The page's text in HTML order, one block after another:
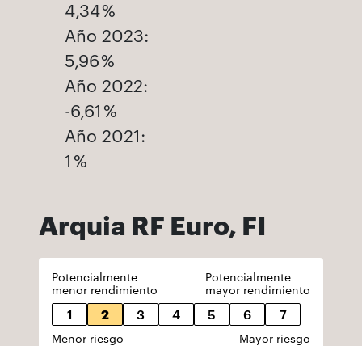
4,34 %
Año 2023:
5,96 %
Año 2022:
-6,61 %
Año 2021:
1 %
Arquia RF Euro, FI
Potencialmente
menor rendimiento
Potencialmente
mayor rendimiento
1 2 3 4 5 6 7
Menor riesgo Mayor riesgo